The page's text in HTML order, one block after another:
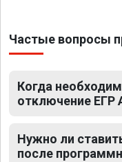
Частые вопросы
Когда
отключение ЕГР
Нужно ли
после